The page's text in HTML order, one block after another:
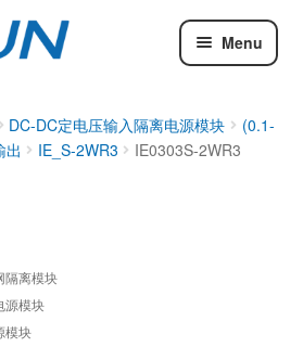
Menu
DC-DC定电压输入隔离电源模块
(0.1-
出
IE_S-2WR3 IE0303S-2WR3
隔离模块
源模块
模块